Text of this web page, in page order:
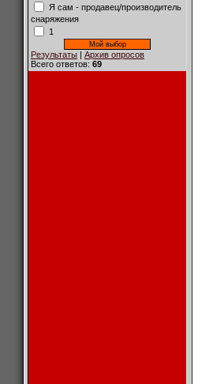
Я сам - продавец/производитель
снаряжения
1
Результаты | Архив опросов
Всего ответов: 69